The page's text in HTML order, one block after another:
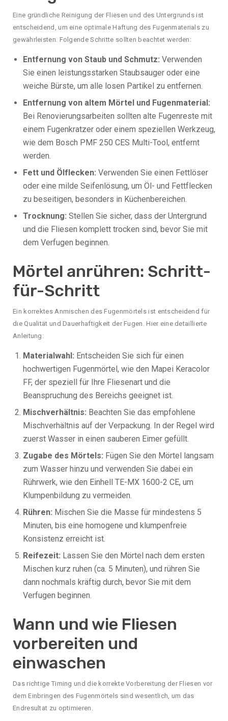
Eine gründliche Reinigung der Fliesen und des Untergrunds ist
entscheidend, um eine optimale Haftung des Fugenmaterials zu
gewährleisten. Folgende Schritte sollten beachtet werden:
Entfernung von Staub und Schmutz: Verwenden
Sie einen leistungsstarken Staubsauger oder eine
weiche Bürste, um alle losen Partikel zu entfernen.
Entfernung von altem Mörtel und Fugenmaterial:
Bei Renovierungsarbeiten sollten alte Fugenreste mit
einem Fugenkratzer oder einem speziellen Werkzeug,
wie dem Bosch PMF 250 CES Multi-Tool, entfernt
werden.
Fett und Ölflecken: Verwenden Sie einen Fettlöser
oder eine milde Seifenlösung, um Öl- und Fettflecken
zu beseitigen, besonders in Küchenbereichen.
Trocknung: Stellen Sie sicher, dass der Untergrund
und die Fliesen komplett trocken sind, bevor Sie mit
dem Verfugen beginnen.
Mörtel anrühren: Schritt-
für-Schritt
Ein korrektes Anmischen des Fugenmörtels ist entscheidend für
die Qualität und Dauerhaftigkeit der Fugen. Hier eine detaillierte
Anleitung:
Materialwahl: Entscheiden Sie sich für einen
hochwertigen Fugenmörtel, wie den Mapei Keracolor
FF, der speziell für Ihre Fliesenart und die
Beanspruchung des Bereichs geeignet ist.
Mischverhältnis: Beachten Sie das empfohlene
Mischverhältnis auf der Verpackung. In der Regel wird
zuerst Wasser in einen sauberen Eimer gefüllt.
Zugabe des Mörtels: Fügen Sie den Mörtel langsam
zum Wasser hinzu und verwenden Sie dabei ein
Rührwerk, wie den Einhell TE-MX 1600-2 CE, um
Klumpenbildung zu vermeiden.
Rühren: Mischen Sie die Masse für mindestens 5
Minuten, bis eine homogene und klumpenfreie
Konsistenz erreicht ist.
Reifezeit: Lassen Sie den Mörtel nach dem ersten
Mischen kurz ruhen (ca. 5 Minuten), und rühren Sie
dann nochmals kräftig durch, bevor Sie mit dem
Verfugen beginnen.
Wann und wie Fliesen
vorbereiten und
einwaschen
Das richtige Timing und die korrekte Vorbereitung der Fliesen vor
dem Einbringen des Fugenmörtels sind wesentlich, um das
Endresultat zu optimieren.